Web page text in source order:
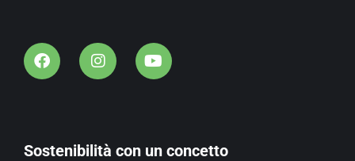
Sostenibilità con un concetto